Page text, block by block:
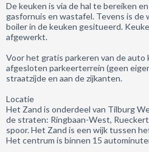
De keuken is via de hal te bereiken
gasfornuis en wastafel. Tevens is de
boiler in de keuken gesitueerd.
afgewerkt.
Voor het gratis parkeren van de
afgesloten parkeerterrein (geen
straatzijde en aan de zijkanten.
Locatie
Het Zand is onderdeel van Tilburg
de straten: Ringbaan-West,
spoor. Het Zand is een wijk tussen
Het centrum is binnen 15